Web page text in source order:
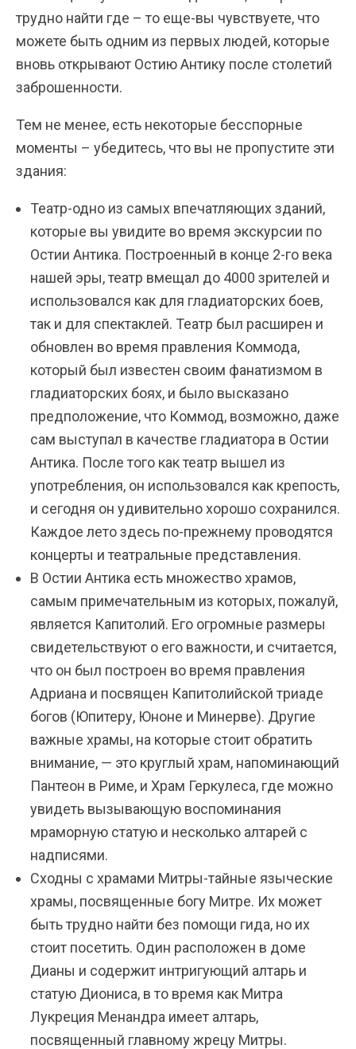
трудно найти где – то еще-вы чувствуете, что
можете быть одним из первых людей, которые
вновь открывают Остию Антику после столетий
заброшенности.
Тем не менее, есть некоторые бесспорные
моменты – убедитесь, что вы не пропустите эти
здания:
Театр-одно из самых впечатляющих зданий,
которые вы увидите во время экскурсии по
Остии Антика. Построенный в конце 2-го века
нашей эры, театр вмещал до 4000 зрителей и
использовался как для гладиаторских боев,
так и для спектаклей. Театр был расширен и
обновлен во время правления Коммода,
который был известен своим фанатизмом в
гладиаторских боях, и было высказано
предположение, что Коммод, возможно, даже
сам выступал в качестве гладиатора в Остии
Антика. После того как театр вышел из
употребления, он использовался как крепость,
и сегодня он удивительно хорошо сохранился.
Каждое лето здесь по-прежнему проводятся
концерты и театральные представления.
В Остии Антика есть множество храмов,
самым примечательным из которых, пожалуй,
является Капитолий. Его огромные размеры
свидетельствуют о его важности, и считается,
что он был построен во время правления
Адриана и посвящен Капитолийской триаде
богов (Юпитеру, Юноне и Минерве). Другие
важные храмы, на которые стоит обратить
внимание, — это круглый храм, напоминающий
Пантеон в Риме, и Храм Геркулеса, где можно
увидеть вызывающую воспоминания
мраморную статую и несколько алтарей с
надписями.
Сходны с храмами Митры-тайные языческие
храмы, посвященные богу Митре. Их может
быть трудно найти без помощи гида, но их
стоит посетить. Один расположен в доме
Дианы и содержит интригующий алтарь и
статую Диониса, в то время как Митра
Лукреция Менандра имеет алтарь,
посвященный главному жрецу Митры.